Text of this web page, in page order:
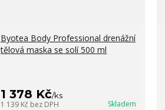
Byotea Body Professional drenážní
tělová maska se solí 500 ml
1 378 Kč/ks
1 139 Kč bez DPH Skladem